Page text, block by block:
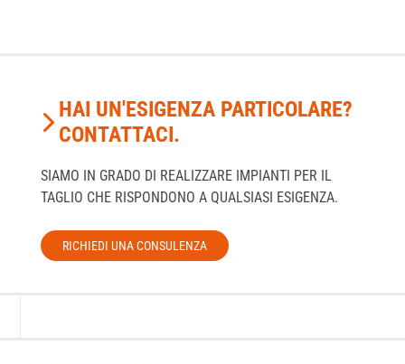
HAI UN'ESIGENZA PARTICOLARE?
CONTATTACI.
SIAMO IN GRADO DI REALIZZARE IMPIANTI PER IL
TAGLIO CHE RISPONDONO A QUALSIASI ESIGENZA.
RICHIEDI UNA CONSULENZA